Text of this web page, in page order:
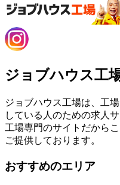
ジョブハウス工
ジョブハウス工場は、工
している人のための求人サ
工場専門のサイトだから
ご提供しております。
おすすめのエリア